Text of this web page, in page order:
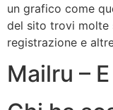
un grafico come
del sito trovi molte
registrazione e
Mailru –